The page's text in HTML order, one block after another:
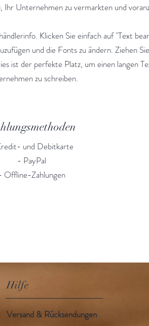
Ihr Unternehmen zu vermarkten und
Klicken Sie einfach auf "Text
und die Fonts zu ändern. Ziehen
ist der perfekte Platz, um einen langen
zu schreiben.
und Debitkarte
- PayPal
Offline-Zahlungen
Hilfe
Versand & Rücksendungen